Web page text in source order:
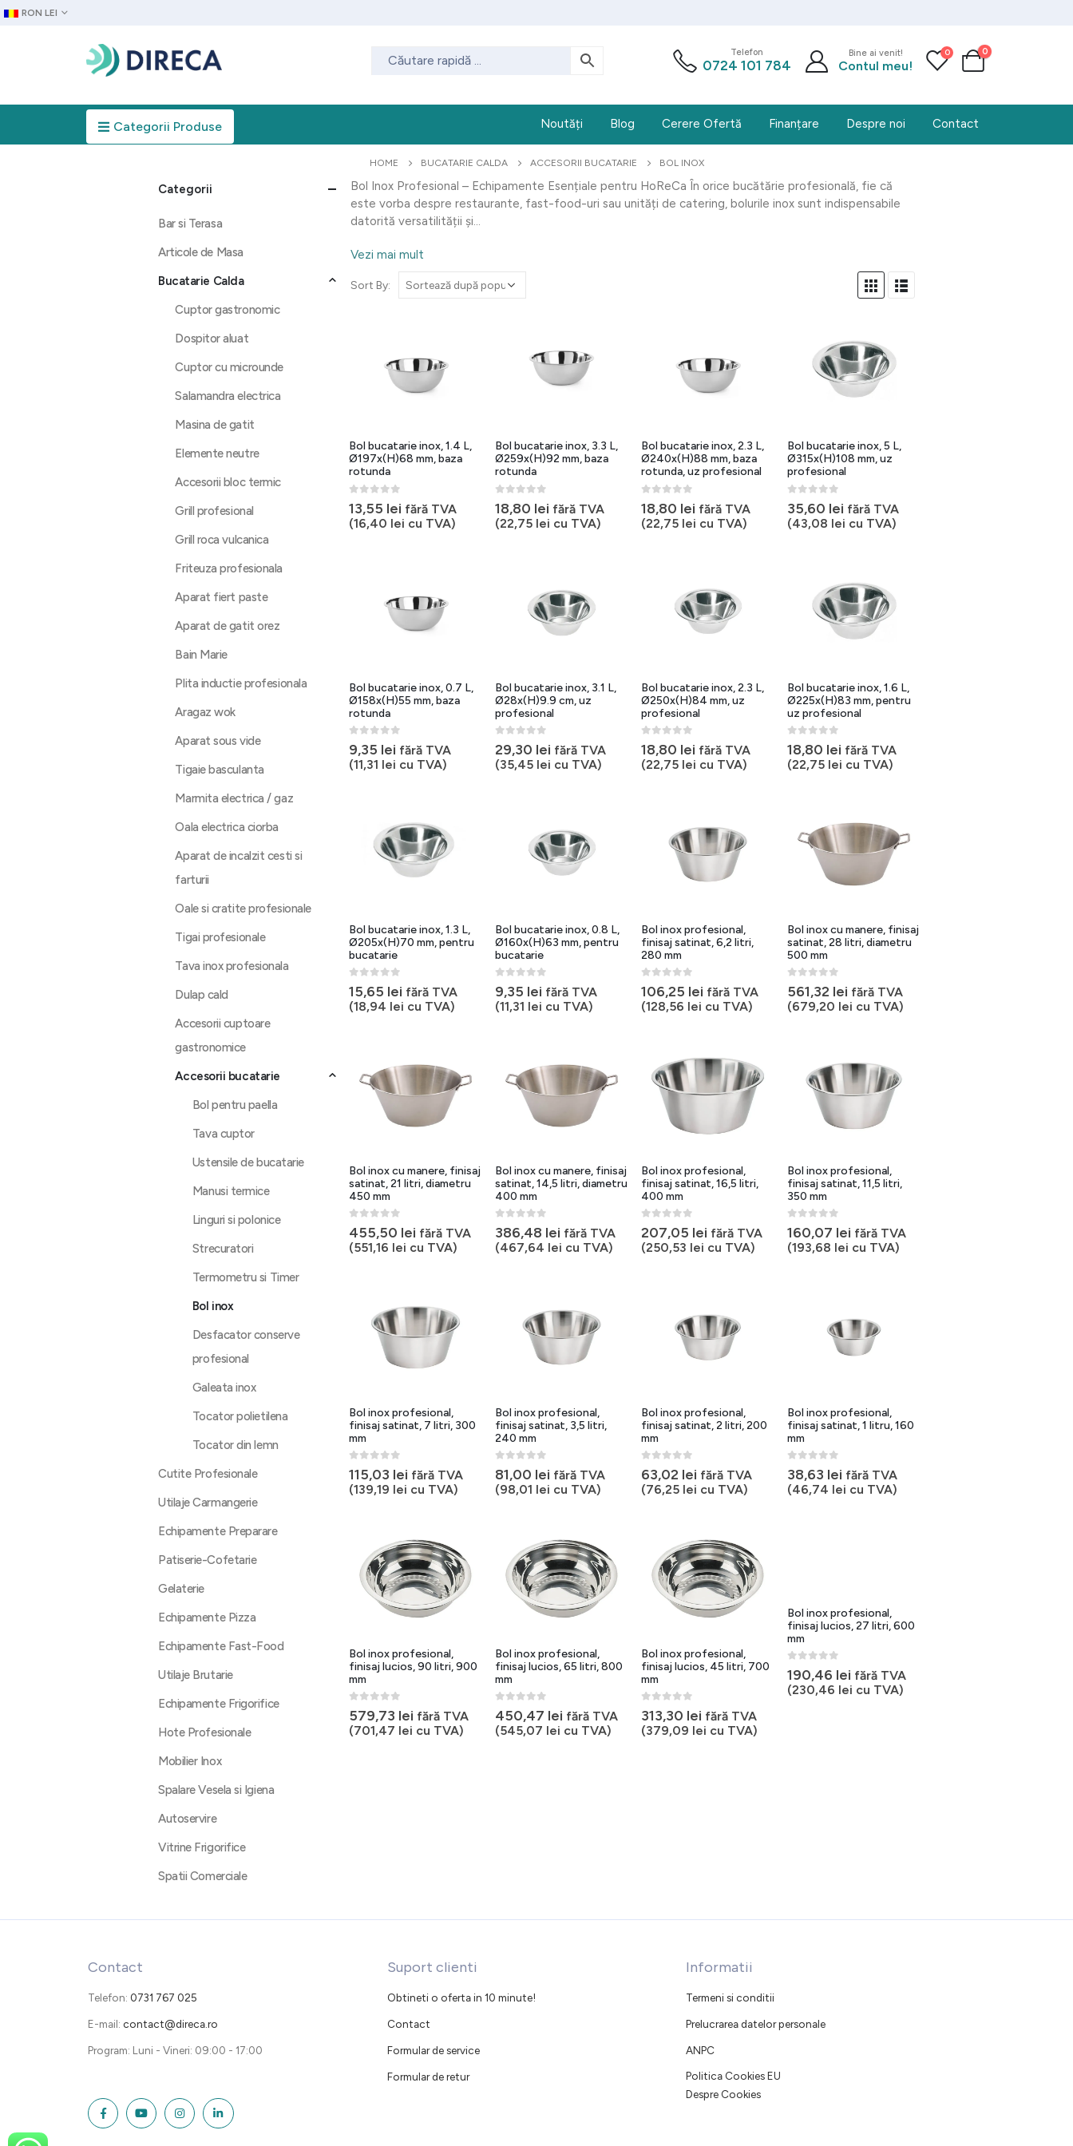
RON LEI
Telefon
0724 101 784
Bine ai venit!
Contul meu!
0 0
Categorii Produse Noutăți Blog Cerere Ofertă Finanțare Despre noi Contact
HOME BUCATARIE CALDA ACCESORII BUCATARIE BOL INOX
Bol Inox Profesional – Echipamente Esențiale pentru HoReCa În orice bucătărie profesională, fie că
este vorba despre restaurante, fast-food-uri sau unități de catering, bolurile inox sunt indispensabile
datorită versatilității și...
Vezi mai mult
Sort By:
Bol bucatarie inox, 1.4 L,
Ø197x(H)68 mm, baza
rotunda
13,55 lei fără TVA
(16,40 lei cu TVA)
Bol bucatarie inox, 3.3 L,
Ø259x(H)92 mm, baza
rotunda
18,80 lei fără TVA
(22,75 lei cu TVA)
Bol bucatarie inox, 2.3 L,
Ø240x(H)88 mm, baza
rotunda, uz profesional
18,80 lei fără TVA
(22,75 lei cu TVA)
Bol bucatarie inox, 5 L,
Ø315x(H)108 mm, uz
profesional
35,60 lei fără TVA
(43,08 lei cu TVA)
Bol bucatarie inox, 0.7 L,
Ø158x(H)55 mm, baza
rotunda
0out of 5
9,35 lei fără TVA
(11,31 lei cu TVA)
Bol bucatarie inox, 3.1 L,
Ø28x(H)9.9 cm, uz
profesional
0out of 5
29,30 lei fără TVA
(35,45 lei cu TVA)
Bol bucatarie inox, 2.3 L,
Ø250x(H)84 mm, uz
profesional
0 out of 5
18,80 lei fără TVA
(22,75 lei cu TVA)
Bol bucatarie inox, 1.6 L,
Ø225x(H)83 mm, pentru
uz profesional
0 out of 5
18,80 lei fără TVA
(22,75 lei cu TVA)
Bol bucatarie inox, 1.3 L,
Ø205x(H)70 mm, pentru
bucatarie
0 out of 5
15,65 lei fără TVA
(18,94 lei cu TVA)
Bol bucatarie inox, 0.8 L,
Ø160x(H)63 mm, pentru
bucatarie
0out of 5
9,35 lei fără TVA
(11,31 lei cu TVA)
Bol inox profesional,
finisaj satinat, 6,2 litri,
280 mm
0 out of 5
106,25 lei fără TVA
(128,56 lei cu TVA)
Bol inox cu manere, finisaj
satinat, 28 litri, diametru
500 mm
0out of 5
561,32 lei fără TVA
(679,20 lei cu TVA)
Bol inox cu manere, finisaj
satinat, 21 litri, diametru
450 mm
0out of 5
455,50 lei fără TVA
(551,16 lei cu TVA)
Bol inox cu manere, finisaj
satinat, 14,5 litri, diametru
400 mm
0out of 5
386,48 lei fără TVA
(467,64 lei cu TVA)
Bol inox profesional,
finisaj satinat, 16,5 litri,
400 mm
0out of 5
207,05 lei fără TVA
(250,53 lei cu TVA)
Bol inox profesional,
finisaj satinat, 11,5 litri,
350 mm
0 out of 5
160,07 lei fără TVA
(193,68 lei cu TVA)
Bol inox profesional,
finisaj satinat, 7 litri, 300
mm
0 out of 5
115,03 lei fără TVA
(139,19 lei cu TVA)
Bol inox profesional,
finisaj satinat, 3,5 litri,
240 mm
0out of 5
81,00 lei fără TVA
(98,01 lei cu TVA)
Bol inox profesional,
finisaj satinat, 2 litri, 200
mm
0out of 5
63,02 lei fără TVA
(76,25 lei cu TVA)
Bol inox profesional,
finisaj satinat, 1 litru, 160
mm
0out of 5
38,63 lei fără TVA
(46,74 lei cu TVA)
Bol inox profesional,
finisaj lucios, 90 litri, 900
mm
0out of 5
579,73 lei fără TVA
(701,47 lei cu TVA)
Bol inox profesional,
finisaj lucios, 65 litri, 800
mm
0out of 5
450,47 lei fără TVA
(545,07 lei cu TVA)
Bol inox profesional,
finisaj lucios, 45 litri, 700
mm
0out of 5
313,30 lei fără TVA
(379,09 lei cu TVA)
Bol inox profesional,
finisaj lucios, 27 litri, 600
mm
0 out of 5
190,46 lei fără TVA
(230,46 lei cu TVA)
Categorii
Bar si Terasa
Articole de Masa
Bucatarie Calda
Cuptor gastronomic
Dospitor aluat
Cuptor cu microunde
Salamandra electrica
Masina de gatit
Elemente neutre
Accesorii bloc termic
Grill profesional
Grill roca vulcanica
Friteuza profesionala
Aparat fiert paste
Aparat de gatit orez
Bain Marie
Plita inductie profesionala
Aragaz wok
Aparat sous vide
Tigaie basculanta
Marmita electrica / gaz
Oala electrica ciorba
Aparat de incalzit cesti si
farturii
Oale si cratite profesionale
Tigai profesionale
Tava inox profesionala
Dulap cald
Accesorii cuptoare
gastronomice
Accesorii bucatarie
Bol pentru paella
Tava cuptor
Ustensile de bucatarie
Manusi termice
Linguri si polonice
Strecuratori
Termometru si Timer
Bol inox
Desfacator conserve
profesional
Galeata inox
Tocator polietilena
Tocator din lemn
Cutite Profesionale
Utilaje Carmangerie
Echipamente Preparare
Patiserie-Cofetarie
Gelaterie
Echipamente Pizza
Echipamente Fast-Food
Utilaje Brutarie
Echipamente Frigorifice
Hote Profesionale
Mobilier Inox
Spalare Vesela si Igiena
Autoservire
Vitrine Frigorifice
Spatii Comerciale
Contact
Telefon: 0731 767 025
E-mail: contact@direca.ro
Program: Luni - Vineri: 09:00 - 17:00
Suport clienti
Obtineti o oferta in 10 minute!
Contact
Formular de service
Formular de retur
Informatii
Termeni si conditii
Prelucrarea datelor personale
ANPC
Politica Cookies EU
Despre Cookies